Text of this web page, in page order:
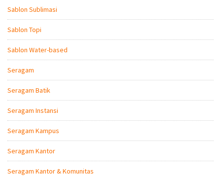
Sablon Sublimasi
Sablon Topi
Sablon Water-based
Seragam
Seragam Batik
Seragam Instansi
Seragam Kampus
Seragam Kantor
Seragam Kantor & Komunitas